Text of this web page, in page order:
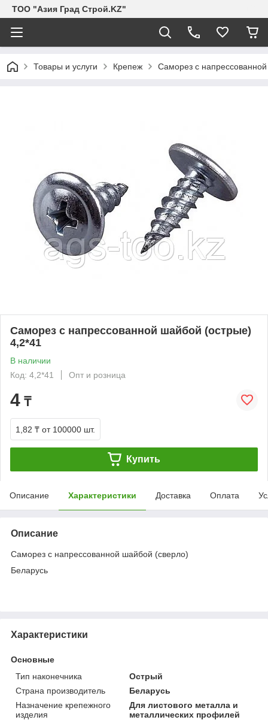
ТОО "Азия Град Строй.KZ"
Товары и услуги Крепеж Саморез с
Саморез с напрессованной шайбой (острые)
4,2*41
В наличии
Код: 4,2*41
Опт и розница
4 ₸
1,82 ₸ от 100000 шт.
Купить
Описание Характеристики Доставка Оплата
Описание
Саморез с напрессованной шайбой (сверло)
Беларусь
Характеристики
Основные
Тип наконечника
Острый
Страна производитель
Беларусь
Назначение крепежного
изделия
Для листового металла и
металлических профилей